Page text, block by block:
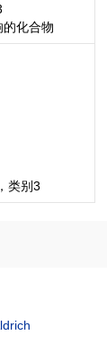
化合物
类别3